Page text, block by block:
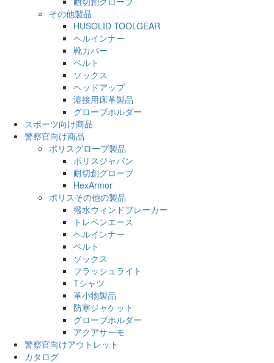
その他製品
HUSOLID TOOLGEAR
ヘルインナー
靴カバー
ベルト
ソックス
ヘッドアップ
溶接用床革製品
グローブホルダー
スポーツ向け商品
警察官向け商品
ポリスグローブ製品
ポリスジャパン
耐切創グローブ
HexArmor
ポリスその他の製品
撥水ウィンドブレーカー
トレペンエース
ヘルインナー
ベルト
ソックス
フラッシュライト
Tシャツ
革小物製品
防寒ジャケット
グローブホルダー
アクアサーモ
警察官向けアウトレット
カタログ